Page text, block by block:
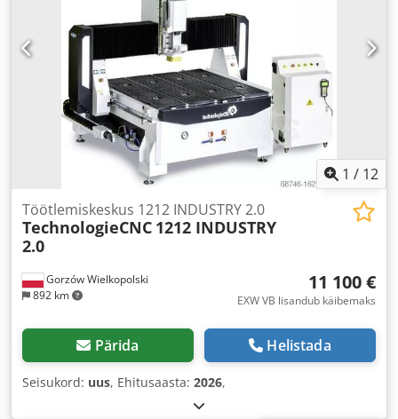
1 / 12
Gorzów Wielkopolski
892 km
Töötlemiskeskus 1212 INDUSTRY 2.0
TechnologieCNC 1212 INDUSTRY
2.0
11 100 €
EXW VB lisandub käibemaks
Pärida Helistada
Seisukord: uus, Ehitusaasta: 2026,